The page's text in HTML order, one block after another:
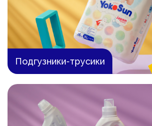
Подгузники-трусики